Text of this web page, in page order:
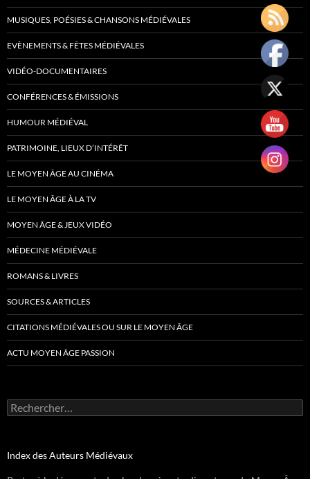
MUSIQUES, POÉSIES & CHANSONS MÉDIÉVALES
EVÈNEMENTS & FÊTES MÉDIÉVALES
VIDÉO-DOCUMENTAIRES
CONFÉRENCES & ÉMISSIONS
HUMOUR MÉDIÉVAL
PATRIMOINE, LIEUX D’INTÉRÊT
LE MOYEN ÂGE AU CINÉMA
LE MOYEN ÂGE À LA TV
MOYEN ÂGE & JEUX VIDÉO
MÉDECINE MÉDIÉVALE
ROMANS & LIVRES
SOURCES & ARTICLES
CITATIONS MÉDIÉVALES OU SUR LE MOYEN ÂGE
ACTU MOYEN ÂGE PASSION
Rechercher :
Index des Auteurs Médiévaux